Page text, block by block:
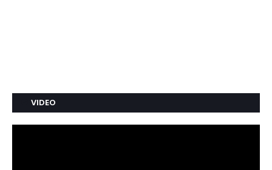
VIDEO